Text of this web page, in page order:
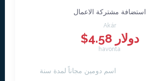
استضافة مشتركة الاعمال
Akár
$4.58 دولار
havonta
اسم دومين مجاناً لمدة سنة